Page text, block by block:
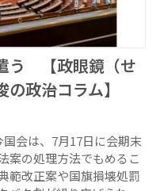
う 【政眼鏡（せ
政治コラム】
会は、7月17日に会期末
案の処理方法でもめるこ
範改正案や国旗損壊処罰